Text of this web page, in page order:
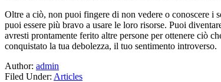
Oltre a ciò, non puoi fingere di non vedere o conoscere i
puoi essere più bravo a usare le loro risorse. Puoi
avresti prontamente ferito altre persone per ottenere ciò
conquistato la tua debolezza, il tuo sentimento introverso.
Author: admin
Filed Under: Articles